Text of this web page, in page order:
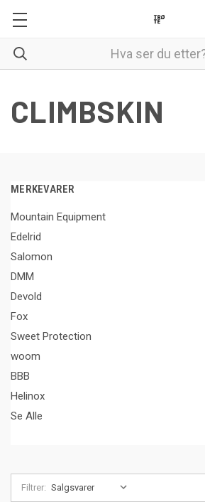
CLIMBSKIN
MERKEVARER
Mountain Equipment
Edelrid
Salomon
DMM
Devold
Fox
Sweet Protection
woom
BBB
Helinox
Se Alle
Filtrer: